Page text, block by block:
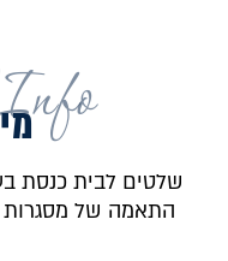
שלטים לבית כנסת
התאמה של מסגרות